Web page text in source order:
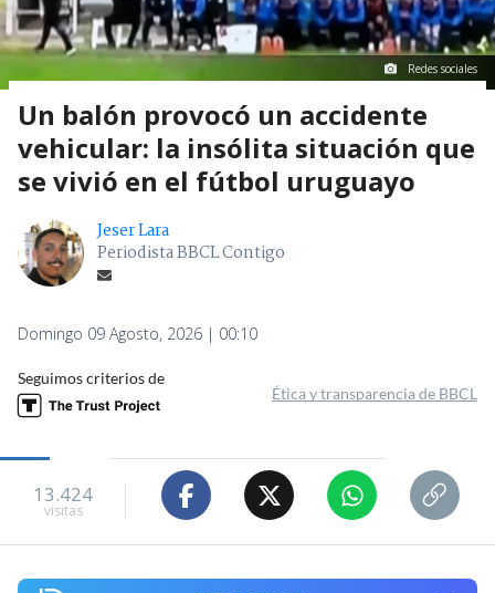
Redes sociales
Un balón provocó un accidente
vehicular: la insólita situación que
se vivió en el fútbol uruguayo
Jeser Lara
Periodista BBCL Contigo
Domingo 09 Agosto, 2026 | 00:10
Seguimos criterios de
Ética y transparencia de BBCL
13.424
visitas